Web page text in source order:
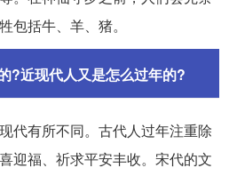
包括牛、羊、猪。
?近现代人又是怎么过年的?
代有所不同。古代人过年注重除
迎福、祈求平安丰收。宋代的文